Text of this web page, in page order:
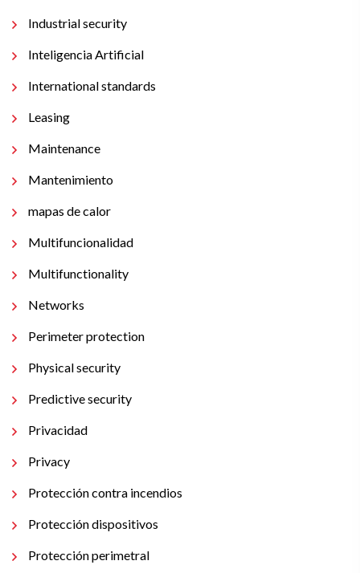
Industrial security
Inteligencia Artificial
International standards
Leasing
Maintenance
Mantenimiento
mapas de calor
Multifuncionalidad
Multifunctionality
Networks
Perimeter protection
Physical security
Predictive security
Privacidad
Privacy
Protección contra incendios
Protección dispositivos
Protección perimetral